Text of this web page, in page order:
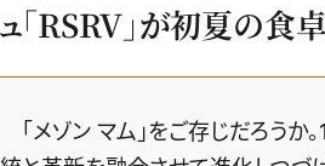
50代なに着てる？
エイジングケア
メイク
50代ベストコスメ
ヘルスケアTOPICS
更年期
ストレッチ・エクササイズ
ライフスタイル
ゴルフ
エクラ 華組メンバー一覧
チームJマダム
ュ「RSRV」が初夏の食
「メゾン マム」をご存じだろうか